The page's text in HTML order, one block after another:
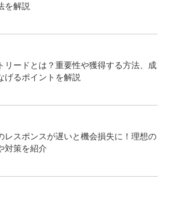
を解説
リードとは？重要性や獲得する方法、成
げるポイントを解説
レスポンスが遅いと機会損失に！理想の
対策を紹介